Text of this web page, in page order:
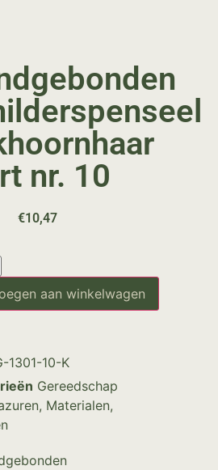
nr. 10
€10,47
aan winkelwagen
1301-10-K
Gereedschap
, Materialen,